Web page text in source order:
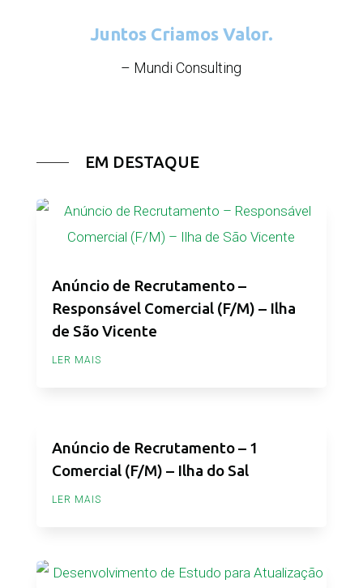
Juntos Criamos Valor.
– Mundi Consulting
EM DESTAQUE
Anúncio de Recrutamento –
Responsável Comercial (F/M) – Ilha
de São Vicente
LER MAIS
Anúncio de Recrutamento – 1
Comercial (F/M) – Ilha do Sal
LER MAIS